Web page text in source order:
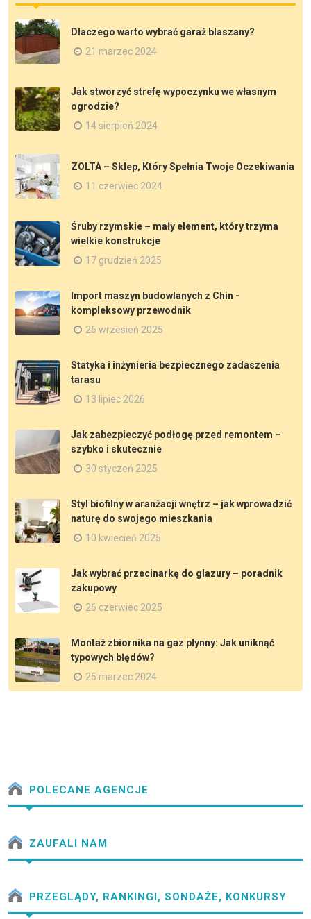
Dlaczego warto wybrać garaż blaszany?
21 marzec 2024
Jak stworzyć strefę wypoczynku we własnym
ogrodzie?
14 sierpień 2024
ZOLTA – Sklep, Który Spełnia Twoje Oczekiwania
11 czerwiec 2024
Śruby rzymskie – mały element, który trzyma
wielkie konstrukcje
17 grudzień 2025
Import maszyn budowlanych z Chin -
kompleksowy przewodnik
26 wrzesień 2025
Statyka i inżynieria bezpiecznego zadaszenia
tarasu
13 lipiec 2026
Jak zabezpieczyć podłogę przed remontem –
szybko i skutecznie
30 styczeń 2025
Styl biofilny w aranżacji wnętrz – jak wprowadzić
naturę do swojego mieszkania
10 kwiecień 2025
Jak wybrać przecinarkę do glazury – poradnik
zakupowy
26 czerwiec 2025
Montaż zbiornika na gaz płynny: Jak uniknąć
typowych błędów?
25 marzec 2024
POLECANE AGENCJE
ZAUFALI NAM
PRZEGLĄDY, RANKINGI, SONDAŻE, KONKURSY